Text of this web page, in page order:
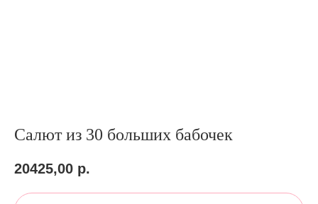
Салют из 30 больших бабочек
20425,00 р.